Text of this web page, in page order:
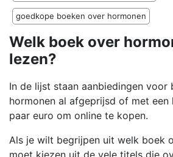
goedkope boeken over hormonen
Welk boek over
lezen?
In de lijst staan aanbiedingen voor
hormonen al afgeprijsd of met een
paar euro om online te kopen.
Als je wilt begrijpen uit welk boek